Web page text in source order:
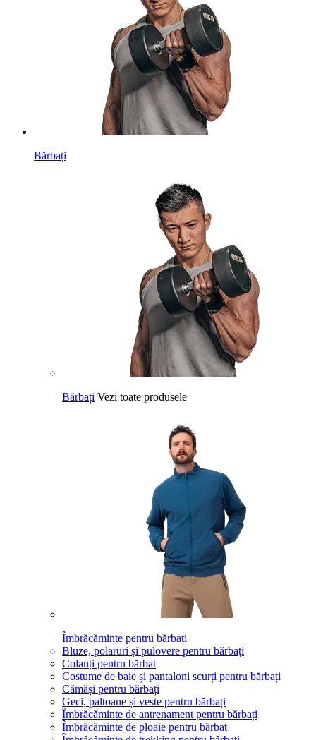
Bărbați
Bărbați Vezi toate produsele
Îmbrăcăminte pentru bărbați
Bluze, polaruri și pulovere pentru bărbați
Colanți pentru bărbat
Costume de baie și pantaloni scurți pentru bărbați
Cămăși pentru bărbați
Geci, paltoane și veste pentru bărbați
Îmbrăcăminte de antrenament pentru bărbați
Îmbrăcăminte de ploaie pentru bărbat